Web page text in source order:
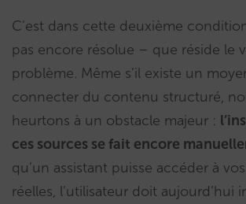
C’est dans cette deuxième
pas encore résolue – que réside le
problème. Même s’il existe un
connecter du contenu structuré,
heurtons à un obstacle majeur :
ces sources se fait encore
qu’un assistant puisse accéder à
réelles, l’utilisateur doit aujourd’hui